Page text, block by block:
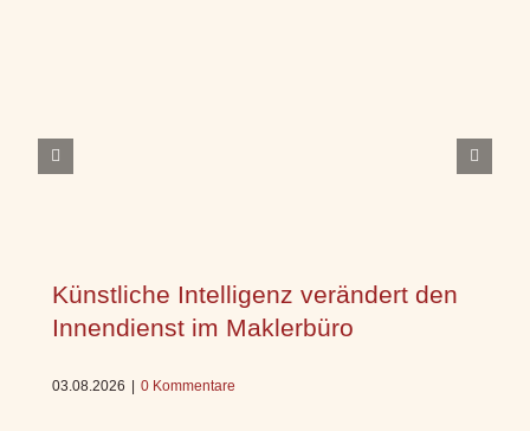
Künstliche Intelligenz verändert den
Innendienst im Maklerbüro
03.08.2026 0 Kommentare